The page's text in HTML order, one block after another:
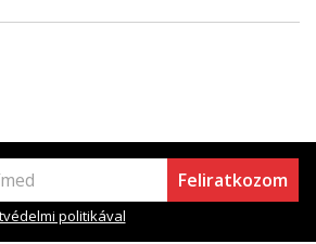
Feliratkozom
politikával